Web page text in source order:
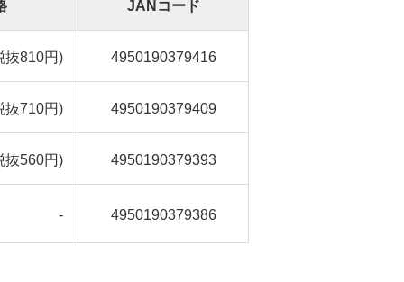
JANコード
抜810円) 4950190379416
抜710円) 4950190379409
抜560円) 4950190379393
- 4950190379386